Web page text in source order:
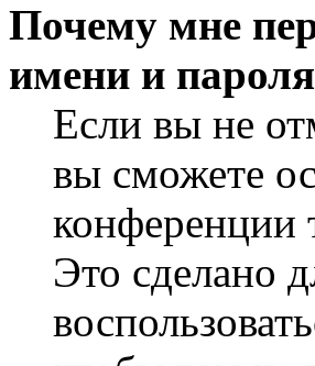
Почему мне
имени и
Если вы не
вы сможете
конференции
Это сделано